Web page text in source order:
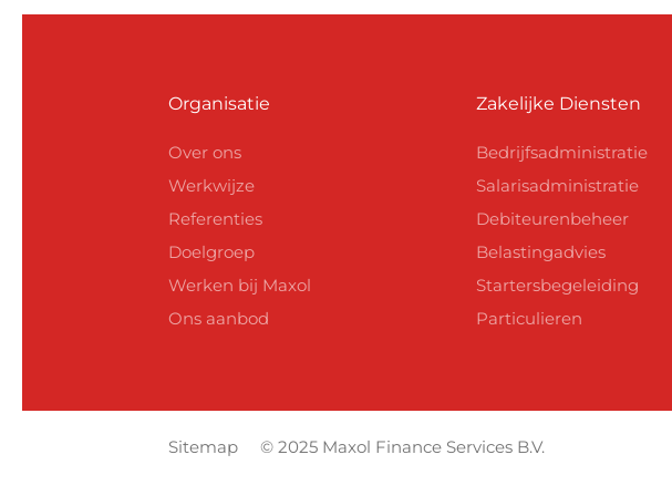
Organisatie
Over ons
Werkwijze
Referenties
Doelgroep
Werken bij Maxol
Ons aanbod
Zakelijke Diensten
Bedrijfsadministratie
Salarisadministratie
Debiteurenbeheer
Belastingadvies
Startersbegeleiding
Particulieren
Sitemap © 2025 Maxol Finance Services B.V.